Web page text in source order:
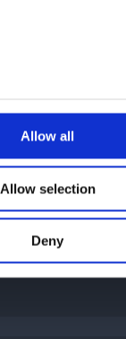
Allow all
Allow selection
Deny